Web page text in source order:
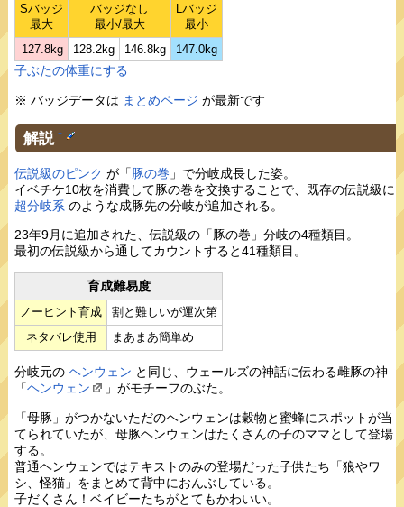
Sバッジ
最大
バッジなし
最小/最大
Lバッジ
最小
127.8kg
128.2kg 146.8kg 147.0kg
子ぶたの体重にする
※ バッジデータは まとめページ が最新です
解説 †
伝説級のピンク が「 豚の巻 」で分岐成長した姿。
イベチケ10枚を消費して豚の巻を交換することで、既存の伝説級に
超分岐系 のような成豚先の分岐が追加される。
23年9月に追加された、伝説級の「豚の巻」分岐の4種類目。
最初の伝説級から通してカウントすると41種類目。
育成難易度
ノーヒント育成
割と難しいが運次第
ネタバレ使用
まあまあ簡単め
分岐元のヘンウェン と同じ、ウェールズの神話に伝わる雌豚の神
「ヘンウェン 」がモチーフのぶた。
「母豚」がつかないただのヘンウェンは穀物と蜜蜂にスポットが当
てられていたが、母豚ヘンウェンはたくさんの子のママとして登場
する。
普通ヘンウェンではテキストのみの登場だった子供たち「狼やワ
シ、怪猫」をまとめて背中におんぶしている。
子だくさん！ベイビーたちがとてもかわいい。